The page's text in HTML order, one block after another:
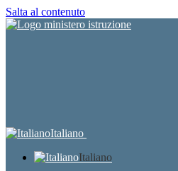
Salta al contenuto
Italiano
Italiano